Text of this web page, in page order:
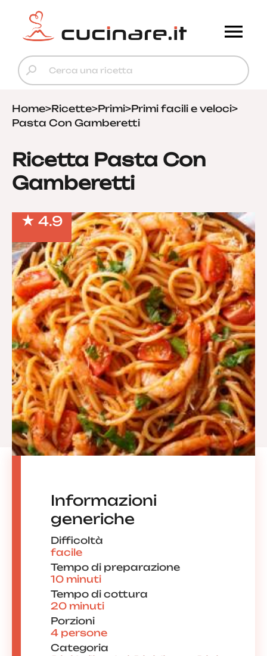
Home>Ricette>Primi>Primi facili e veloci>
Pasta Con Gamberetti
Ricetta Pasta Con
Gamberetti
4.9
Informazioni
generiche
Difficoltà
facile
Tempo di preparazione
10 minuti
Tempo di cottura
20 minuti
Porzioni
4 persone
Categoria